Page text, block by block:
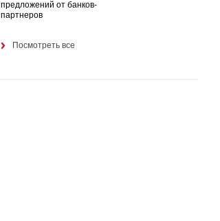
предложений от банков-
партнеров
Посмотреть все